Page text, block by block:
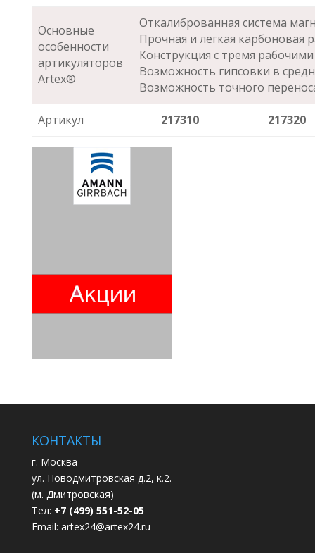
Основные
особенности
артикуляторов
Artex®
Откалиброванная система
Прочная и легкая карбоновая
Конструкция с тремя
Возможность гипсовки в
Возможность точного
Артикул 217310 217320
КОНТАКТЫ
г. Москва
ул. Новодмитровская д.2, к.2.
(м. Дмитровская)
Тел: +7 (499) 551-52-05
Email: artex24@artex24.ru